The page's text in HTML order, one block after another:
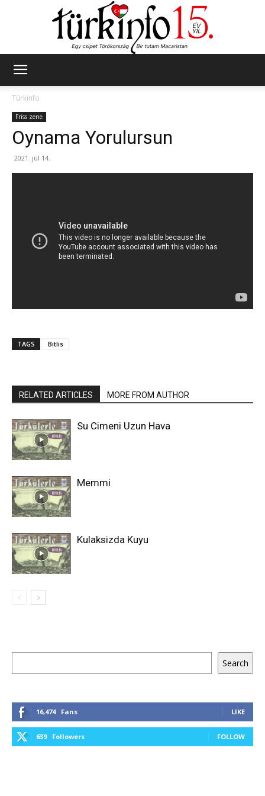
Türkinfo
Friss zene
Oynama Yorulursun
2021. júl 14.
TAGS Bitlis
RELATED ARTICLES MORE FROM AUTHOR
Su Cimeni Uzun Hava
Memmi
Kulaksizda Kuyu
Search
16,474 Fans LIKE
639 Followers FOLLOW